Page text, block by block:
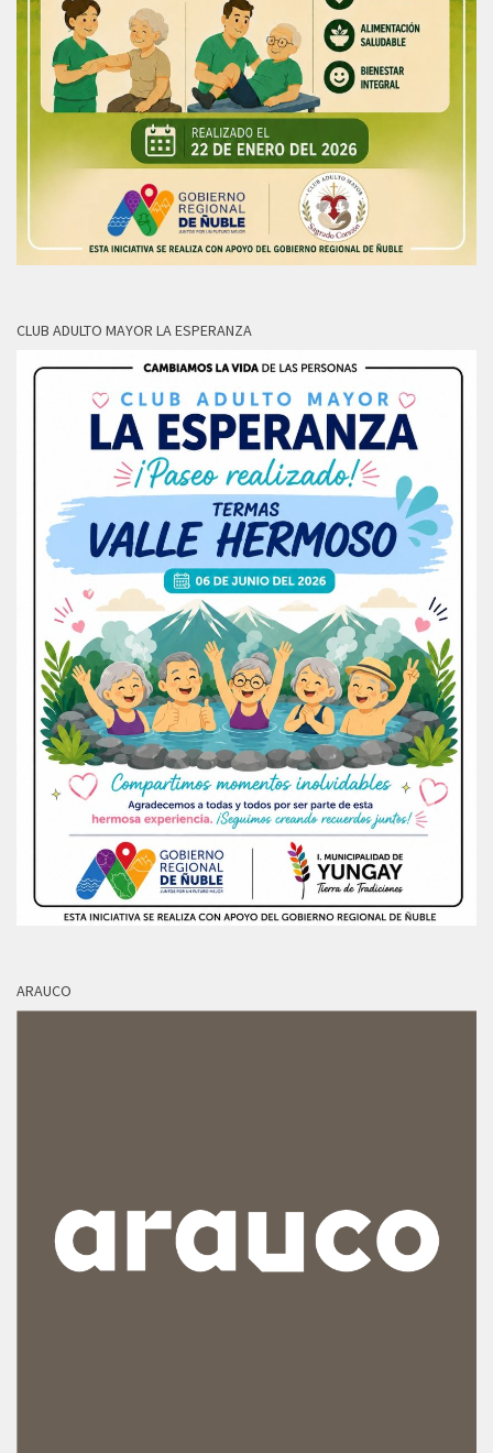
CLUB ADULTO MAYOR LA ESPERANZA
ARAUCO